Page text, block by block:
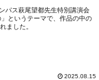
パス萩尾望都先生特別講演会
というテーマで、作品の中の
ました。
2025.08.15